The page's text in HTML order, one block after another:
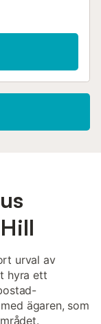
urval av
hyra ett
ägaren, som